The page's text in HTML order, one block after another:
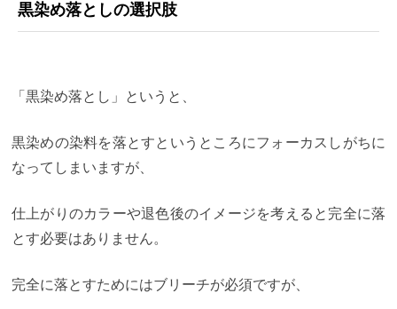
黒染め落としの選択肢
「黒染め落とし」というと、
黒染めの染料を落とすというところにフォーカスしがちに
なってしまいますが、
仕上がりのカラーや退色後のイメージを考えると完全に落
とす必要はありません。
完全に落とすためにはブリーチが必須ですが、